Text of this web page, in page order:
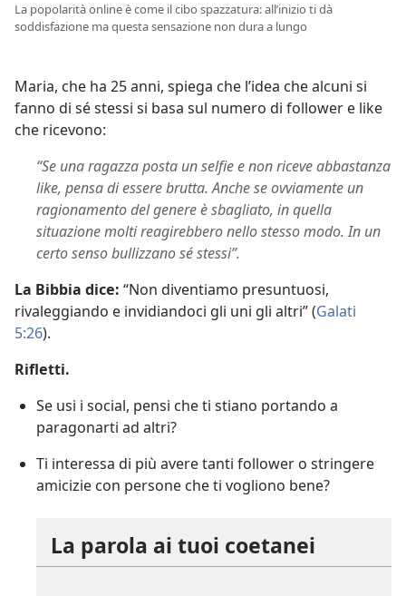
La popolarità online è come il cibo spazzatura: all’inizio ti dà
soddisfazione ma questa sensazione non dura a lungo
Maria, che ha 25 anni, spiega che l’idea che alcuni si
fanno di sé stessi si basa sul numero di follower e like
che ricevono:
“Se una ragazza posta un selfie e non riceve abbastanza
like, pensa di essere brutta. Anche se ovviamente un
ragionamento del genere è sbagliato, in quella
situazione molti reagirebbero nello stesso modo. In un
certo senso bullizzano sé stessi”.
La Bibbia dice: “Non diventiamo presuntuosi,
rivaleggiando e invidiandoci gli uni gli altri” (Galati
5:26).
Rifletti.
Se usi i social, pensi che ti stiano portando a
paragonarti ad altri?
Ti interessa di più avere tanti follower o stringere
amicizie con persone che ti vogliono bene?
La parola ai tuoi coetanei